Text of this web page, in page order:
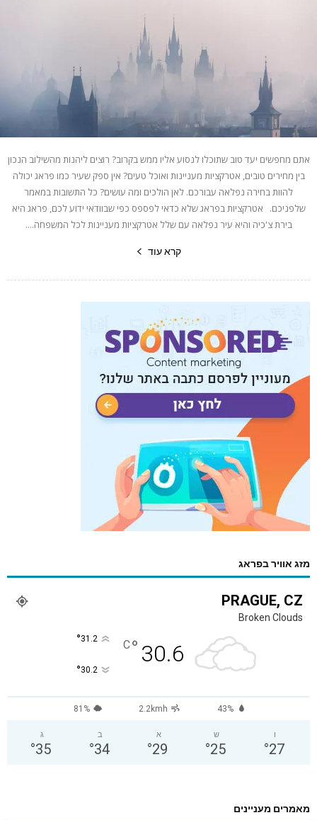
אתם מחפשים יעד טוב שתוכלו לנסוע אליו ממש בקרוב? רוצים ליהנות מהשילוב הנכון
בין מחירים טובים, אטרקציות מעניינות ואוכל טעים? אין ספק שעיר כמו פראג יכולה
להוות בחירה נפלאה עבורכם. לאן הולכים ומה עושים? כל התשובות במאמר
שלפניכם. אטרקציות בפראג שלא כדאי לפספס כפי שבוודאי ידוע לכם, פראג היא
בירת צ'כיה והיא עיר נפלאה עם שלל אטרקציות מעניינות לכל המשפחה....
קרא עוד
מזג אוויר בפראג
PRAGUE, CZ
Broken Clouds
30.6
°
C
31.2
°
30.2
°
43%
2.2kmh
81%
ו
27
°
ש
25
°
א
29
°
ב
34
°
ג
35
°
מאמרים מעניינים